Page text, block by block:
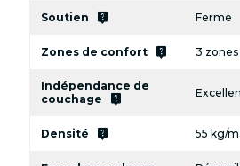
Soutien live_help Ferme
Zones de confort live_help 3
Indépendance de
couchage
live_help
Densité live_help 55 kg/